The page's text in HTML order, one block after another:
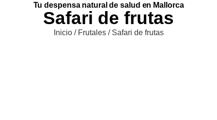
Tu despensa natural de salud en Mallorca
Safari de frutas
Inicio/ Frutales/ Safari de frutas